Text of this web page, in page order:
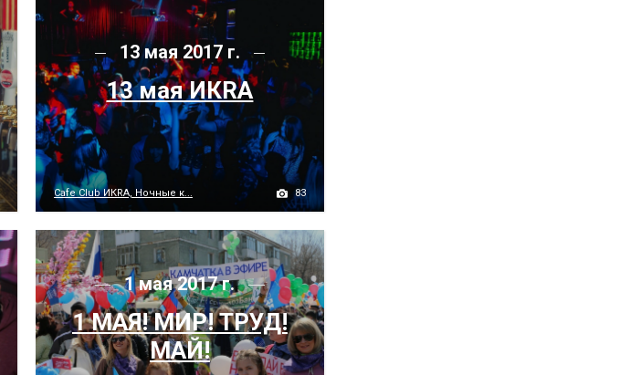
13 мая 2017 г.
13 мая ИКRA
Cafe Club ИКRA, Ночные к... 83
1 мая 2017 г.
1 МАЯ! МИР! ТРУД!
МАЙ!